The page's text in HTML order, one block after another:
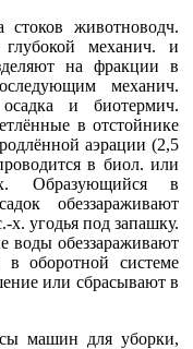
стоков животноводч.
глубокой механич. и
на фракции в
механич.
осадка и биотермич.
в отстойнике
аэрации (2,5
в биол. или
Образующийся в
обеззараживают
х. угодья под запашку.
воды обеззараживают
оборотной системе
или сбрасывают в
машин для уборки,